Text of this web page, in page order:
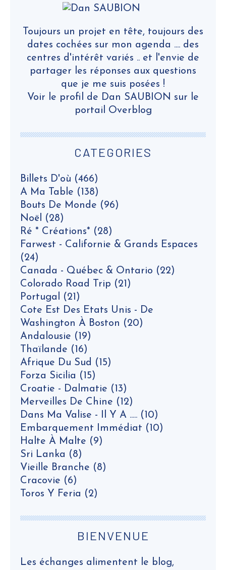
CATEGORIES
Billets D'où (466)
A Ma Table (138)
Bouts De Monde (96)
Noël (28)
Ré * Créations* (28)
Farwest - Californie & Grands Espaces
(24)
Canada - Québec & Ontario (22)
Colorado Road Trip (21)
Portugal (21)
Cote Est Des Etats Unis - De
Washington À Boston (20)
Andalousie (19)
Thaïlande (16)
Afrique Du Sud (15)
Forza Sicilia (15)
Croatie - Dalmatie (13)
Merveilles De Chine (12)
Dans Ma Valise - Il Y A ..... (10)
Embarquement Immédiat (10)
Halte À Malte (9)
Sri Lanka (8)
Vieille Branche (8)
Cracovie (6)
Toros Y Feria (2)
Toujours un projet en tête, toujours des
dates cochées sur mon agenda .... des
centres d'intérêt variés .. et l'envie de
partager les réponses aux questions
que je me suis posées !
Voir le profil de Dan SAUBION sur le
portail Overblog
BIENVENUE
Les échanges alimentent le blog,